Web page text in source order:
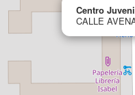
Centro
CALLE